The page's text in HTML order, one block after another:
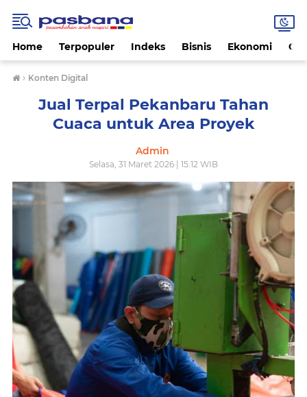
Home Terpopuler Indeks Bisnis Ekonomi
› Konten Digital
Jual Terpal Pekanbaru Tahan
Cuaca untuk Area Proyek
Admin
Selasa, 31 Maret 2026 | 15:12 WIB